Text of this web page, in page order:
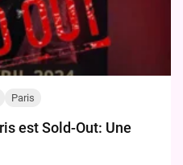
Paris
est Sold-Out: Une